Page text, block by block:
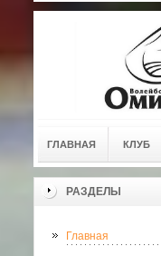
ГЛАВНАЯ КЛУБ
РАЗДЕЛЫ
Главная